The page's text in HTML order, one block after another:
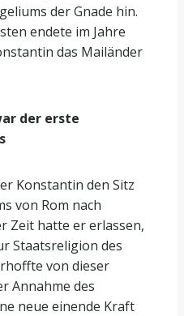
der Gnade hin.
endete im Jahre
das Mailänder
der erste
Konstantin den Sitz
von Rom nach
Zeit hatte er erlassen,
Staatsreligion des
von dieser
Annahme des
neue einende Kraft